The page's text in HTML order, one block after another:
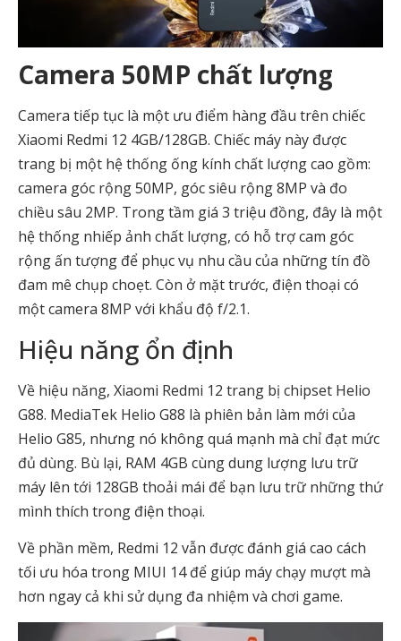
Camera 50MP chất lượng
Camera tiếp tục là một ưu điểm hàng đầu trên chiếc
Xiaomi Redmi 12 4GB/128GB. Chiếc máy này được
trang bị một hệ thống ống kính chất lượng cao gồm:
camera góc rộng 50MP, góc siêu rộng 8MP và đo
chiều sâu 2MP. Trong tầm giá 3 triệu đồng, đây là một
hệ thống nhiếp ảnh chất lượng, có hỗ trợ cam góc
rộng ấn tượng để phục vụ nhu cầu của những tín đồ
đam mê chụp choẹt. Còn ở mặt trước, điện thoại có
một camera 8MP với khẩu độ f/2.1.
Hiệu năng ổn định
Về hiệu năng, Xiaomi Redmi 12 trang bị chipset Helio
G88. MediaТek Helio G88 là phiên bản làm mới của
Helio G85, nhưng nó không quá mạnh mà chỉ đạt mức
đủ dùng. Bù lại, RAM 4GB cùng dung lượng lưu trữ
máy lên tới 128GB thoải mái để bạn lưu trữ những thứ
mình thích trong điện thoại.
Về phần mềm, Redmi 12 vẫn được đánh giá cao cách
tối ưu hóa trong MIUI 14 để giúp máy chạy mượt mà
hơn ngay cả khi sử dụng đa nhiệm và chơi game.